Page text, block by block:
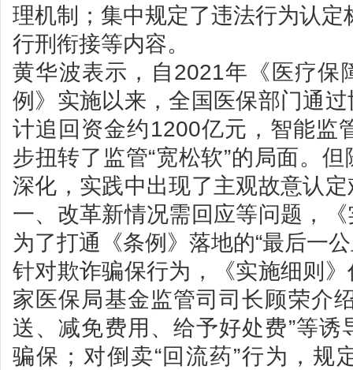
理机制；集中规定了违法行为认
行刑衔接等内容。
黄华波表示，自2021年《医疗保
例》实施以来，全国医保部门通
计追回资金约1200亿元，智能监
步扭转了监管“宽松软”的局面。
深化，实践中出现了主观故意认
一、改革新情况需回应等问题，
为了打通《条例》落地的“最后一公
针对欺诈骗保行为，《实施细则
家医保局基金监管司司长顾荣介
送、减免费用、给予好处费”等
骗保；对倒卖“回流药”行为，规